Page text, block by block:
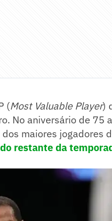
(Most Valuable Player)
No aniversário de 75
maiores jogadores
restante da